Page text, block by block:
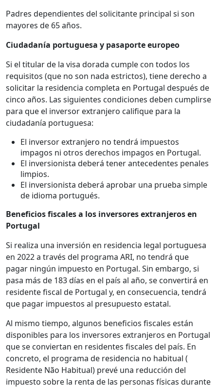
Padres dependientes del solicitante principal si son
mayores de 65 años.
Ciudadanía portuguesa y pasaporte europeo
Si el titular de la visa dorada cumple con todos los
requisitos (que no son nada estrictos), tiene derecho a
solicitar la residencia completa en Portugal después de
cinco años. Las siguientes condiciones deben cumplirse
para que el inversor extranjero califique para la
ciudadanía portuguesa:
El inversor extranjero no tendrá impuestos
impagos ni otros derechos impagos en Portugal.
El inversionista deberá tener antecedentes penales
limpios.
El inversionista deberá aprobar una prueba simple
de idioma portugués.
Beneficios fiscales a los inversores extranjeros en
Portugal
Si realiza una inversión en residencia legal portuguesa
en 2022 a través del programa ARI, no tendrá que
pagar ningún impuesto en Portugal. Sin embargo, si
pasa más de 183 días en el país al año, se convertirá en
residente fiscal de Portugal y, en consecuencia, tendrá
que pagar impuestos al presupuesto estatal.
Al mismo tiempo, algunos beneficios fiscales están
disponibles para los inversores extranjeros en Portugal
que se conviertan en residentes fiscales del país. En
concreto, el programa de residencia no habitual (
Residente Não Habitual) prevé una reducción del
impuesto sobre la renta de las personas físicas durante